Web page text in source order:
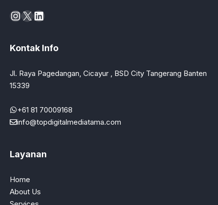
Instagram
X LinkedIn
Kontak Info
Jl. Raya Pagedangan, Cicayur , BSD City Tangerang Banten
15339
+61 81 70009168
info@topdigitalmediatama.com
Layanan
Home
About Us